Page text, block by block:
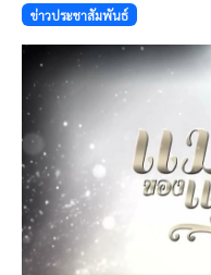
ข่าวประชาสัมพันธ์